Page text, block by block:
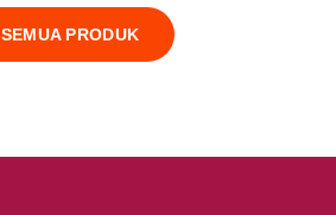
SEMUA PRODUK